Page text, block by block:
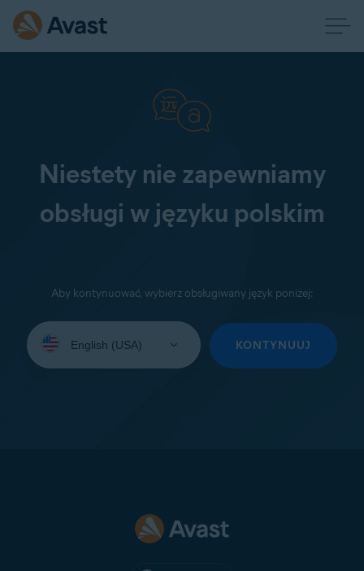
Niestety nie zapewniamy
obsługi w języku polskim
Aby kontynuować, wybierz obsługiwany język poniżej:
język:
KONTYNUUJ